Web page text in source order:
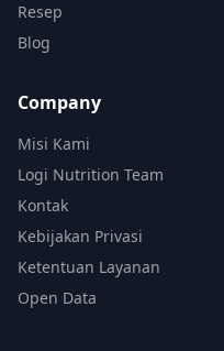
Resep
Blog
Company
Misi Kami
Logi Nutrition Team
Kontak
Kebijakan Privasi
Ketentuan Layanan
Open Data